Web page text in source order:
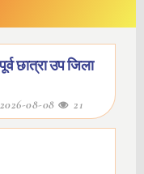
छात्रा उप जिला
2026-08-08 21